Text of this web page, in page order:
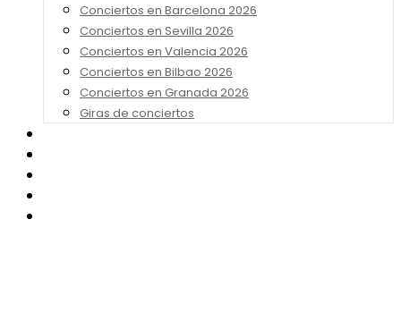
Conciertos en Barcelona 2026
Conciertos en Sevilla 2026
Conciertos en Valencia 2026
Conciertos en Bilbao 2026
Conciertos en Granada 2026
Giras de conciertos